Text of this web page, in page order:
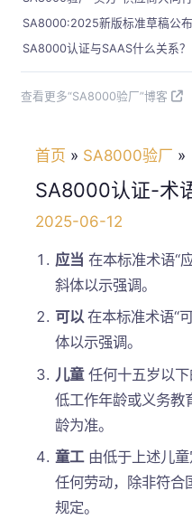
SA8000:2025新版标准草稿公
SA8000认证与SAAS什么关系？
查看更多“SA8000验厂”博客
首页 SA8000验厂
SA8000认证-术
2025-06-12
应当 在本标准术语“
斜体以示强调。
可以 在本标准术语“
体以示强调。
儿童任何十五岁以下
低工作年龄或义务教
龄为准。
童工由低于上述儿童
任何劳动，除非符合
规定。